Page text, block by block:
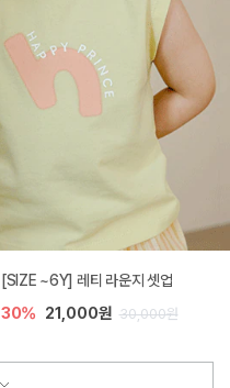
[SIZE ~6Y] 레티 라운지 셋업
30% 21,000원 30,000원